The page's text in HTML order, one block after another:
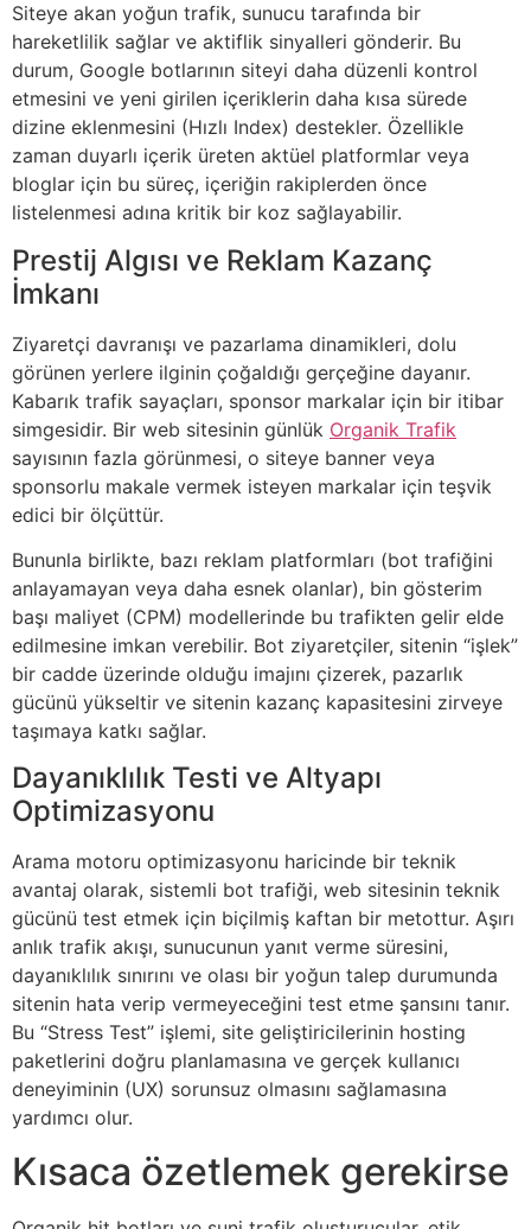
Siteye akan yoğun trafik, sunucu tarafında bir
hareketlilik sağlar ve aktiflik sinyalleri gönderir. Bu
durum, Google botlarının siteyi daha düzenli kontrol
etmesini ve yeni girilen içeriklerin daha kısa sürede
dizine eklenmesini (Hızlı Index) destekler. Özellikle
zaman duyarlı içerik üreten aktüel platformlar veya
bloglar için bu süreç, içeriğin rakiplerden önce
listelenmesi adına kritik bir koz sağlayabilir.
Prestij Algısı ve Reklam Kazanç
İmkanı
Ziyaretçi davranışı ve pazarlama dinamikleri, dolu
görünen yerlere ilginin çoğaldığı gerçeğine dayanır.
Kabarık trafik sayaçları, sponsor markalar için bir itibar
simgesidir. Bir web sitesinin günlük Organik Trafik
sayısının fazla görünmesi, o siteye banner veya
sponsorlu makale vermek isteyen markalar için teşvik
edici bir ölçüttür.
Bununla birlikte, bazı reklam platformları (bot trafiğini
anlayamayan veya daha esnek olanlar), bin gösterim
başı maliyet (CPM) modellerinde bu trafikten gelir elde
edilmesine imkan verebilir. Bot ziyaretçiler, sitenin “işlek”
bir cadde üzerinde olduğu imajını çizerek, pazarlık
gücünü yükseltir ve sitenin kazanç kapasitesini zirveye
taşımaya katkı sağlar.
Dayanıklılık Testi ve Altyapı
Optimizasyonu
Arama motoru optimizasyonu haricinde bir teknik
avantaj olarak, sistemli bot trafiği, web sitesinin teknik
gücünü test etmek için biçilmiş kaftan bir metottur. Aşırı
anlık trafik akışı, sunucunun yanıt verme süresini,
dayanıklılık sınırını ve olası bir yoğun talep durumunda
sitenin hata verip vermeyeceğini test etme şansını tanır.
Bu “Stress Test” işlemi, site geliştiricilerinin hosting
paketlerini doğru planlamasına ve gerçek kullanıcı
deneyiminin (UX) sorunsuz olmasını sağlamasına
yardımcı olur.
Kısaca özetlemek gerekirse